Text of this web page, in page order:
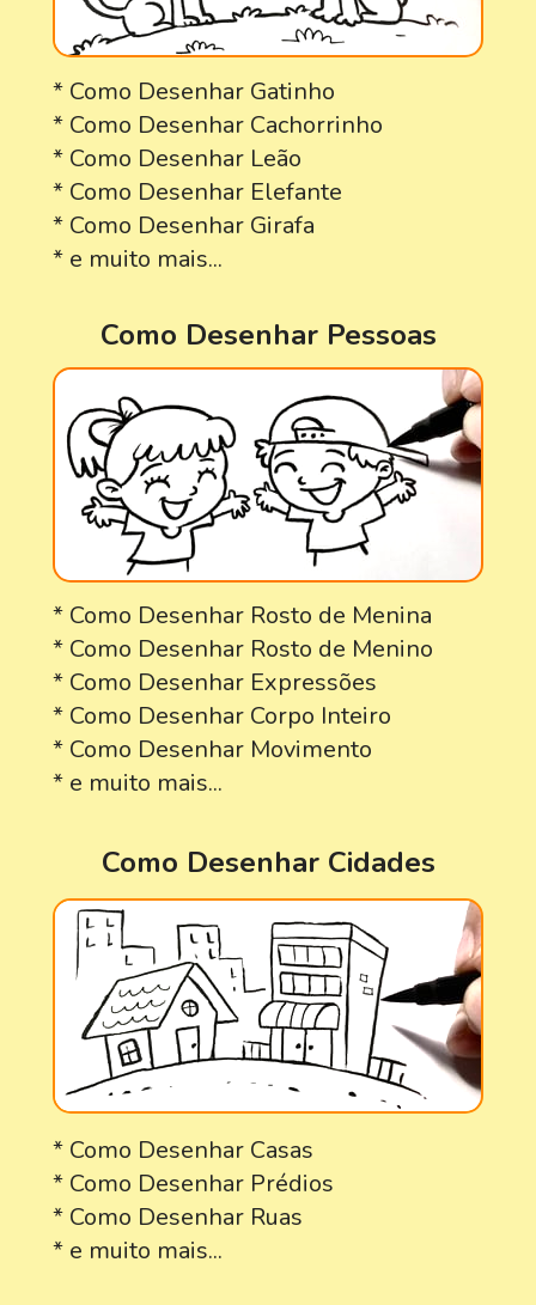
Como Desenhar Pessoas
Como Desenhar Cidades
* Como Desenhar Gatinho
* Como Desenhar Cachorrinho
* Como Desenhar Leão
* Como Desenhar Elefante
* Como Desenhar Girafa
* e muito mais...
* Como Desenhar Rosto de Menina
* Como Desenhar Rosto de Menino
* Como Desenhar Expressões
* Como Desenhar Corpo Inteiro
* Como Desenhar Movimento
* e muito mais...
* Como Desenhar Casas
* Como Desenhar Prédios
* Como Desenhar Ruas
* e muito mais...